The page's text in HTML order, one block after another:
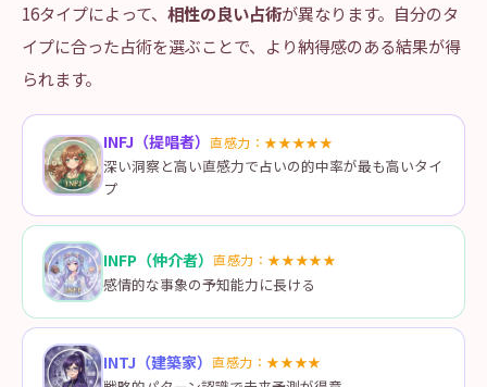
16タイプによって、 相性の良い占術が異なります。自分のタ
イプに合った占術を選ぶことで、より納得感のある結果が得
られます。
INFJ （提唱者） 直感力：★★★★★
深い洞察と高い直感力で占いの的中率が最も高いタイ
プ
INFP （仲介者） 直感力：★★★★★
感情的な事象の予知能力に長ける
INTJ （建築家） 直感力：★★★★